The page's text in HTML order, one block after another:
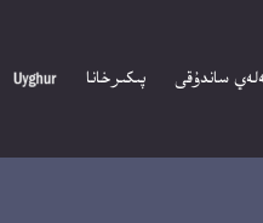
ساندۇقى پىكىرخانا